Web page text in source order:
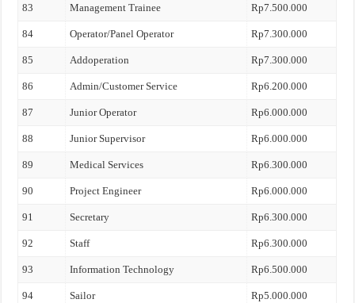
83 Management Trainee Rp7.500.000
84 Operator/Panel Operator Rp7.300.000
85 Addoperation Rp7.300.000
86 Admin/Customer Service Rp6.200.000
87 Junior Operator Rp6.000.000
88 Junior Supervisor Rp6.000.000
89 Medical Services Rp6.300.000
90 Project Engineer Rp6.000.000
91 Secretary Rp6.300.000
92 Staff Rp6.300.000
93 Information Technology Rp6.500.000
94 Sailor Rp5.000.000